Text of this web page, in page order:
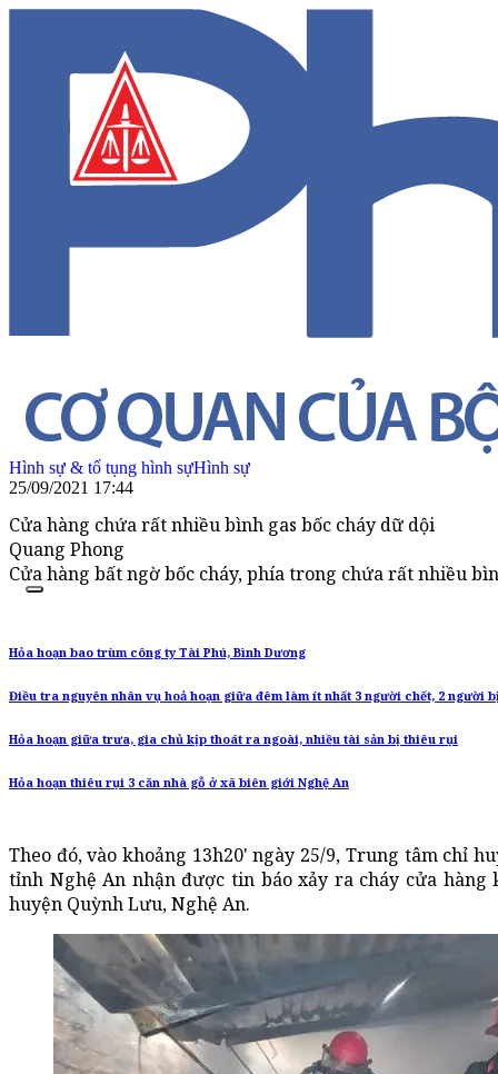
Hình sự & tố tụng hình sựHình sự
25/09/2021 17:44
Cửa hàng chứa rất nhiều bình gas bốc cháy dữ dội
Quang Phong
Cửa hàng bất ngờ bốc cháy, phía trong chứa rất nhiều
Hỏa hoạn bao trùm công ty Tài Phú, Bình Dương
Điều tra nguyên nhân vụ hoả hoạn giữa đêm làm ít nhất 3 người chết, 2 người
Hỏa hoạn giữa trưa, gia chủ kịp thoát ra ngoài, nhiều tài sản bị thiêu rụi
Hỏa hoạn thiêu rụi 3 căn nhà gỗ ở xã biên giới Nghệ An
Theo đó, vào khoảng 13h20' ngày 25/9, Trung tâm chỉ
tỉnh Nghệ An nhận được tin báo xảy ra cháy cửa hàng
huyện Quỳnh Lưu, Nghệ An.